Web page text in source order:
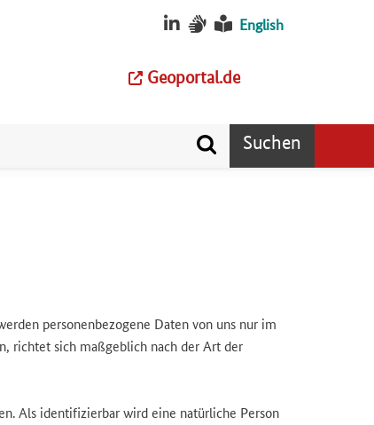
English
Geoportal.de
personenbezogene Daten von uns nur im
richtet sich maßgeblich nach der Art der
Als identifizierbar wird eine natürliche Person